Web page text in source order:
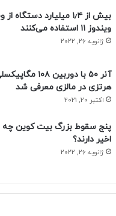
ویندوز ۱۱ استفاده می‌کنند
ژانویه 26, 2022
هرتزی در مالزی معرفی شد
اکتبر 20, 2021
پنج سقوط بزرگ بیت کوین چه
اخیر دارند؟
ژانویه 26, 2022